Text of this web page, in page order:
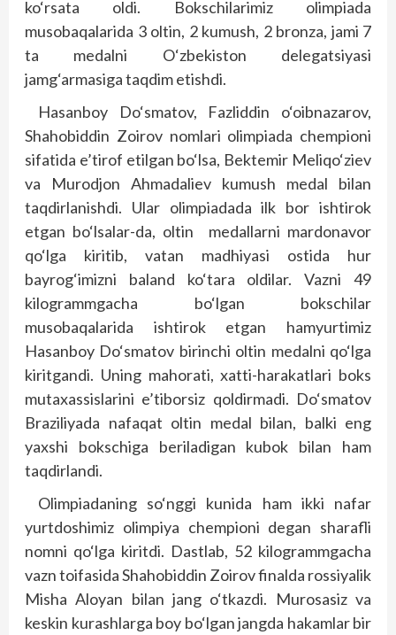
ko‘rsata oldi. Bokschilarimiz olimpiada
musobaqalarida 3 oltin, 2 kumush, 2 bronza, jami 7
ta medalni O‘zbekiston delegatsiyasi
jamg‘armasiga taqdim etishdi.
Hasanboy Do‘smatov, Fazliddin o‘oibnazarov,
Shahobiddin Zoirov nomlari olimpiada chempioni
sifatida e’tirof etilgan bo‘lsa, Bektemir Meliqo‘ziev
va Murodjon Ahmadaliev kumush medal bilan
taqdirlanishdi. Ular olimpiadada ilk bor ishtirok
etgan bo‘lsalar-da, oltin medallarni mardonavor
qo‘lga kiritib, vatan madhiyasi ostida hur
bayrog‘imizni baland ko‘tara oldilar. Vazni 49
kilogrammgacha bo‘lgan bokschilar
musobaqalarida ishtirok etgan hamyurtimiz
Hasanboy Do‘smatov birinchi oltin medalni qo‘lga
kiritgandi. Uning mahorati, xatti-harakatlari boks
mutaxassislarini e’tiborsiz qoldirmadi. Do‘smatov
Braziliyada nafaqat oltin medal bilan, balki eng
yaxshi bokschiga beriladigan kubok bilan ham
taqdirlandi.
Olimpiadaning so‘nggi kunida ham ikki nafar
yurtdoshimiz olimpiya chempioni degan sharafli
nomni qo‘lga kiritdi. Dastlab, 52 kilogrammgacha
vazn toifasida Shahobiddin Zoirov finalda rossiyalik
Misha Aloyan bilan jang o‘tkazdi. Murosasiz va
keskin kurashlarga boy bo‘lgan jangda hakamlar bir